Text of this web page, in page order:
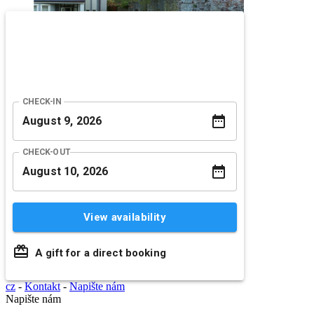
CHECK-IN
CHECK-OUT
View availability
A gift for a direct booking
cz-Kontakt-Napište nám
Napište nám